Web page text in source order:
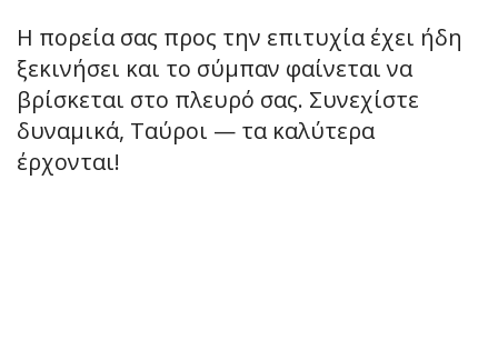
Η πορεία σας προς την επιτυχία έχει ήδη
ξεκινήσει και το σύμπαν φαίνεται να
βρίσκεται στο πλευρό σας. Συνεχίστε
δυναμικά, Ταύροι — τα καλύτερα
έρχονται!